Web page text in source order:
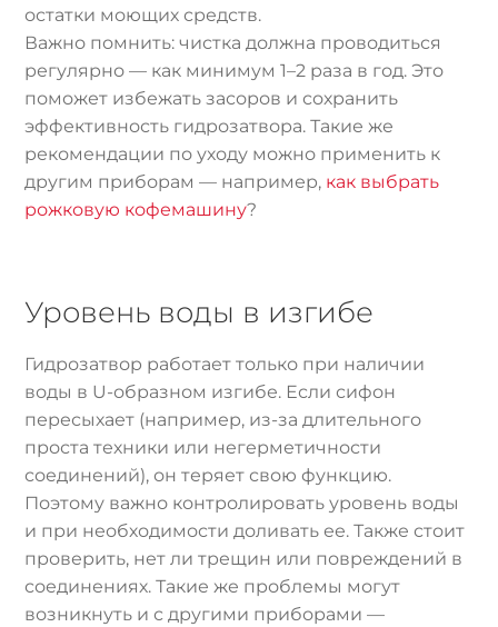
остатки моющих средств.
Важно помнить: чистка должна проводиться
регулярно — как минимум 1–2 раза в год. Это
поможет избежать засоров и сохранить
эффективность гидрозатвора. Такие же
рекомендации по уходу можно применить к
другим приборам — например, как выбрать
рожковую кофемашину?
Уровень воды в изгибе
Гидрозатвор работает только при наличии
воды в U-образном изгибе. Если сифон
пересыхает (например, из-за длительного
проста техники или негерметичности
соединений), он теряет свою функцию.
Поэтому важно контролировать уровень воды
и при необходимости доливать ее. Также стоит
проверить, нет ли трещин или повреждений в
соединениях. Такие же проблемы могут
возникнуть и с другими приборами —